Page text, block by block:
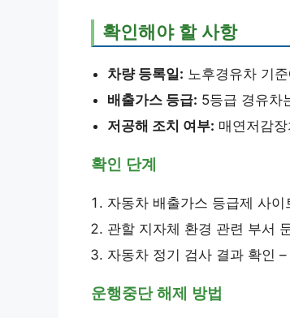
확인해야 할 사항
차량 등록일: 노후경유차 기
배출가스 등급: 5등급 경유차
저공해 조치 여부: 매연저감
확인 단계
자동차 배출가스 등급제 사
관할 지자체 환경 관련 부서
자동차 정기 검사 결과 확인
운행중단 해제 방법